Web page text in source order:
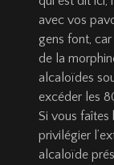
avec vos
gens font,
de la
alcaloïdes
excéder les
Si vous
privilégier
alcaloïde